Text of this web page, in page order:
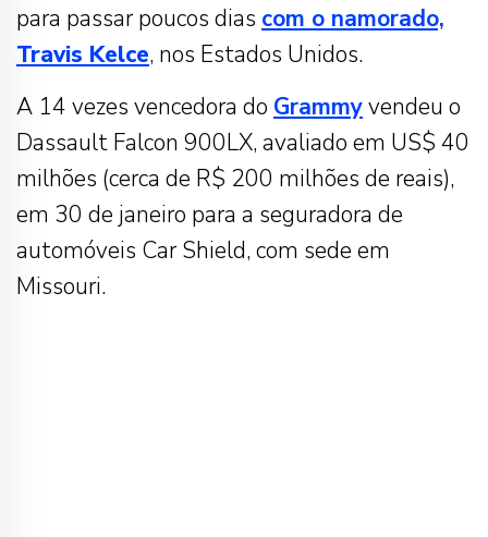
para passar poucos dias com o namorado,
Travis Kelce, nos Estados Unidos.
A 14 vezes vencedora do Grammyvendeu o
Dassault Falcon 900LX, avaliado em US$ 40
milhões (cerca de R$ 200 milhões de reais),
em 30 de janeiro para a seguradora de
automóveis Car Shield, com sede em
Missouri.